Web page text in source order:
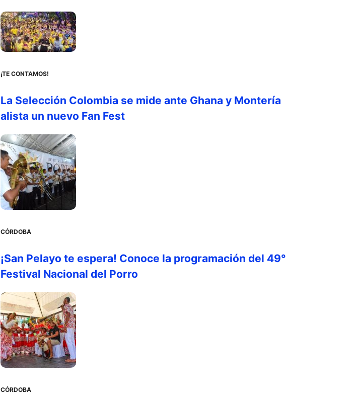
¡TE CONTAMOS!
La Selección Colombia se mide ante Ghana y Montería
alista un nuevo Fan Fest
CÓRDOBA
¡San Pelayo te espera! Conoce la programación del 49°
Festival Nacional del Porro
CÓRDOBA